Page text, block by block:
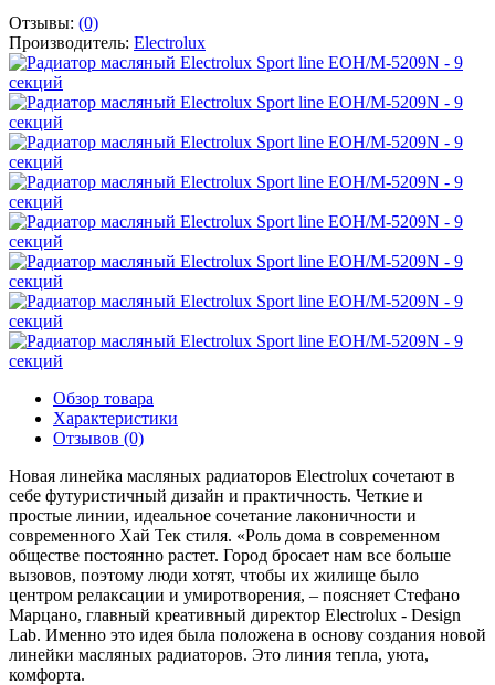
Отзывы: (0)
Производитель: Electrolux
Обзор товара
Характеристики
Отзывов (0)
Новая линейка масляных радиаторов Electrolux сочетают в
себе футуристичный дизайн и практичность. Четкие и
простые линии, идеальное сочетание лаконичности и
современного Хай Тек стиля. «Роль дома в современном
обществе постоянно растет. Город бросает нам все больше
вызовов, поэтому люди хотят, чтобы их жилище было
центром релаксации и умиротворения, – поясняет Стефано
Марцано, главный креативный директор Electrolux - Design
Lab. Именно это идея была положена в основу создания новой
линейки масляных радиаторов. Это линия тепла, уюта,
комфорта.